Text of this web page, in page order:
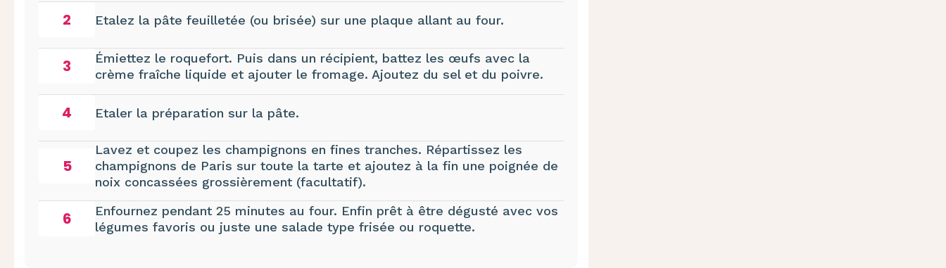
2 Etalez la pâte feuilletée (ou brisée) sur une plaque allant au four.
3 Émiettez le roquefort. Puis dans un récipient, battez les œufs avec la
crème fraîche liquide et ajouter le fromage. Ajoutez du sel et du poivre.
4 Etaler la préparation sur la pâte.
5
Lavez et coupez les champignons en fines tranches. Répartissez les
champignons de Paris sur toute la tarte et ajoutez à la fin une poignée de
noix concassées grossièrement (facultatif).
6
Enfournez pendant 25 minutes au four. Enfin prêt à être dégusté avec vos
légumes favoris ou juste une salade type frisée ou roquette.